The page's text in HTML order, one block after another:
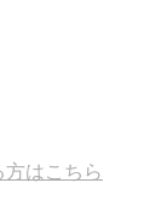
はこちら